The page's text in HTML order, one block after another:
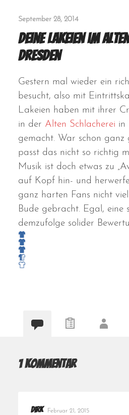
September 28, 2014
Deine Lakeien im
Dresden
Gestern mal wieder ein
besucht, also mit
Lakeien haben mit ihrer
in der Alten Schlacherei in
gemacht. War schon
passt das nicht so richtig
Musik ist doch etwas zu
auf Kopf hin- und
ganz harten Fans nicht
Bude gebracht. Egal, eine
demzufolge solider
1 Kommentar
Dirk Februar 21, 2015